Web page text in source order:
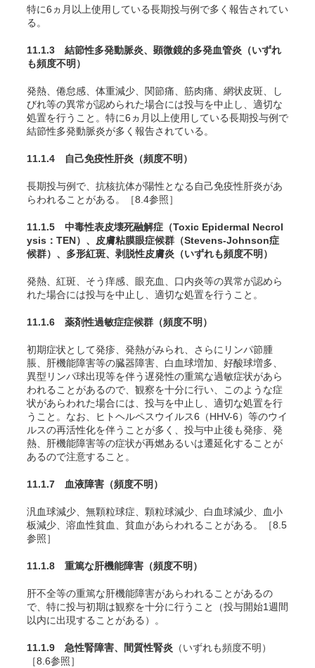
特に6ヵ月以上使用している長期投与例で多く報告されてい
る。
11.1.3 結節性多発動脈炎、顕微鏡的多発血管炎 （いずれ
も頻度不明）
発熱、倦怠感、体重減少、関節痛、筋肉痛、網状皮斑、し
びれ等の異常が認められた場合には投与を中止し、適切な
処置を行うこと。特に6ヵ月以上使用している長期投与例で
結節性多発動脈炎が多く報告されている。
11.1.4 自己免疫性肝炎 （頻度不明）
長期投与例で、抗核抗体が陽性となる自己免疫性肝炎があ
らわれることがある。［8.4参照］
11.1.5 中毒性表皮壊死融解症（Toxic Epidermal Necrol
ysis：TEN）、皮膚粘膜眼症候群（Stevens-Johnson症
候群）、多形紅斑、剥脱性皮膚炎 （いずれも頻度不明）
発熱、紅斑、そう痒感、眼充血、口内炎等の異常が認めら
れた場合には投与を中止し、適切な処置を行うこと。
11.1.6 薬剤性過敏症症候群 （頻度不明）
初期症状として発疹、発熱がみられ、さらにリンパ節腫
脹、肝機能障害等の臓器障害、白血球増加、好酸球増多、
異型リンパ球出現等を伴う遅発性の重篤な過敏症状があら
われることがあるので、観察を十分に行い、このような症
状があらわれた場合には、投与を中止し、適切な処置を行
うこと。なお、ヒトヘルペスウイルス6（HHV-6）等のウイ
ルスの再活性化を伴うことが多く、投与中止後も発疹、発
熱、肝機能障害等の症状が再燃あるいは遷延化することが
あるので注意すること。
11.1.7 血液障害 （頻度不明）
汎血球減少、無顆粒球症、顆粒球減少、白血球減少、血小
板減少、溶血性貧血、貧血があらわれることがある。［8.5
参照］
11.1.8 重篤な肝機能障害 （頻度不明）
肝不全等の重篤な肝機能障害があらわれることがあるの
で、特に投与初期は観察を十分に行うこと（投与開始1週間
以内に出現することがある）。
11.1.9 急性腎障害、間質性腎炎 （いずれも頻度不明）
［8.6参照］